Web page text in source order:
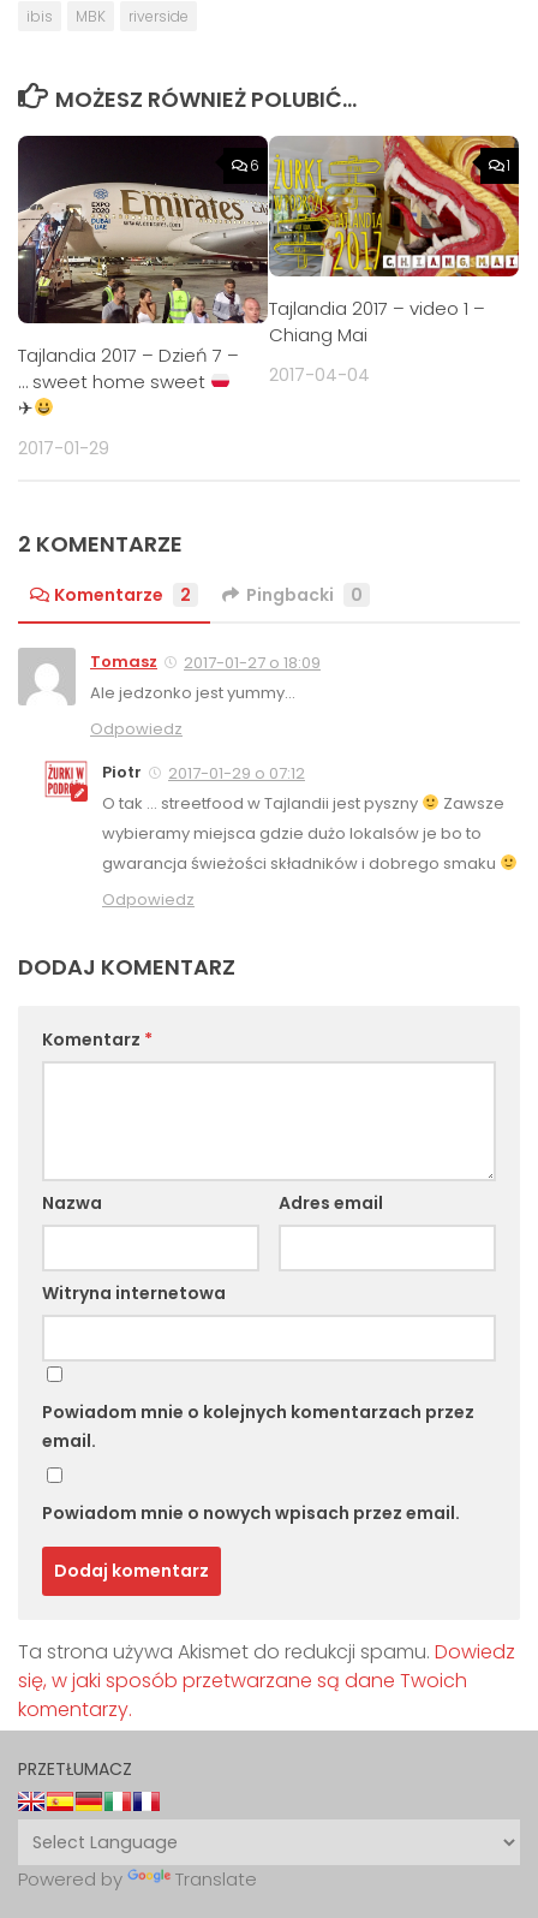
ibis
MBK riverside
MOŻESZ RÓWNIEŻ POLUBIĆ…
6
Tajlandia 2017 – Dzień 7 –
… sweet home sweet
✈
2017-01-29
1
Tajlandia 2017 – video 1 –
Chiang Mai
2017-04-04
2 KOMENTARZE
Komentarze 2 Pingbacki 0
Tomasz
2017-01-27 o 18:09
Ale jedzonko jest yummy…
Odpowiedz
Piotr
2017-01-29 o 07:12
O tak … streetfood w Tajlandii jest pyszny
Zawsze
wybieramy miejsca gdzie dużo lokalsów je bo to
gwarancja świeżości składników i dobrego smaku
Odpowiedz
DODAJ KOMENTARZ
Komentarz *
Nazwa Adres email
Witryna internetowa
Powiadom mnie o kolejnych komentarzach przez
email.
Powiadom mnie o nowych wpisach przez email.
Ta strona używa Akismet do redukcji spamu. Dowiedz
się, w jaki sposób przetwarzane są dane Twoich
komentarzy.
PRZETŁUMACZ
Powered by Translate